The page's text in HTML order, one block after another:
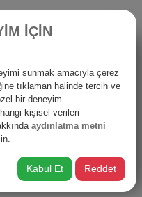
İÇİN
sunmak amacıyla çerez
tıklaman halinde tercih ve
bir deneyim
kişisel verileri
aydınlatma metni
Kabul Et Reddet